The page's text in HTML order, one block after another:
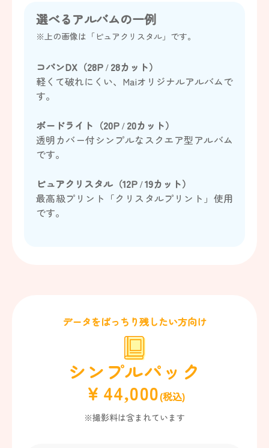
選べるアルバムの一例
※上の画像は「ピュアクリスタル」です。
コパンDX（28P / 28カット）
軽くて破れにくい、Maiオリジナルアルバムで
す。
ボードライト（20P / 20カット）
透明カバー付シンプルなスクエア型アルバム
です。
ピュアクリスタル（12P / 19カット）
最高級プリント「クリスタルプリント」使用
です。
データをばっちり残したい方向け
シンプルパック
￥44,000(税込)
※撮影料は含まれています